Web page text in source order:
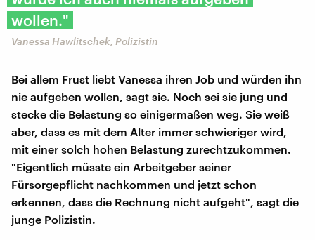
wollen."
Vanessa Hawlitschek, Polizistin
Bei allem Frust liebt Vanessa ihren Job und würden ihn
nie aufgeben wollen, sagt sie. Noch sei sie jung und
stecke die Belastung so einigermaßen weg. Sie weiß
aber, dass es mit dem Alter immer schwieriger wird,
mit einer solch hohen Belastung zurechtzukommen.
"Eigentlich müsste ein Arbeitgeber seiner
Fürsorgepflicht nachkommen und jetzt schon
erkennen, dass die Rechnung nicht aufgeht", sagt die
junge Polizistin.